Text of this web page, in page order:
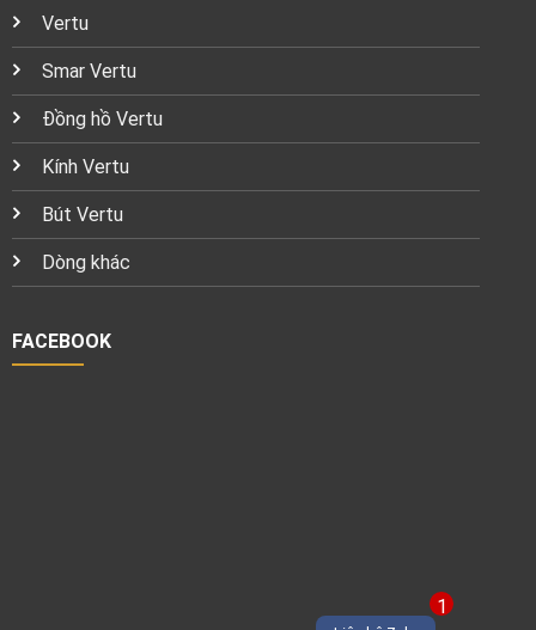
Vertu
Smar Vertu
Đồng hồ Vertu
Kính Vertu
Bút Vertu
Dòng khác
FACEBOOK
1